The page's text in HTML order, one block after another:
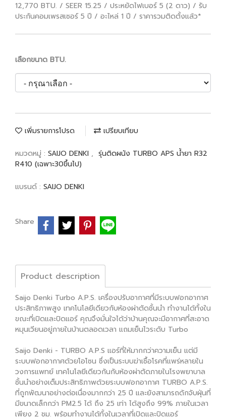
12,770 BTU. / SEER 15.25 / ประหยัดไฟเบอร์ 5 (2 ดาว) / รับ
ประกันคอมเพรสเซอร์ 5 ปี / อะไหล่ 1 ปี / ราคารวมติดตั้งแล้ว*
เลือกขนาด BTU.
เพิ่มรายการโปรด เปรียบเทียบ
หมวดหมู่ : SAIJO DENKI , รุ่นติดผนัง TURBO APS น้ำยา R32
R410 (เฉพาะ30ขึ้นไป)
แบรนด์ : SAIJO DENKI
Share
Product description
Saijo Denki Turbo A.P.S. เครื่องปรับอากาศที่มีระบบฟอกอากาศ
ประสิทธิภาพสูง เทคโนโลยีเดียวกับห้องผ่าตัดชั้นนำ ทำงานได้ทั้งใน
ขณะที่เปิดและปิดแอร์ คุณจึงมั่นใจได้ว่าบ้านคุณจะมีอากาศที่สะอาด
หมุนเวียนอยู่ภายในบ้านตลอดเวลา แถมเย็นไวระดับ Turbo
Saijo Denki - TURBO A.P.S แอร์ที่ให้มากกว่าความเย็น แต่มี
ระบบฟอกอากาศด้วยโอโซน ซึ่งเป็นระบบฆ่าเชื้อโรคที่แพร่หลายใน
วงการแพทย์ เทคโนโลยีเดียวกันกับห้องผ่าตัดภายในโรงพยาบาล
ชั้นนำอย่างเต็มประสิทธิภาพด้วยระบบฟอกอากาศ TURBO A.P.S.
ที่ถูกพัฒนาอย่างต่อเนื่องมากกว่า 25 ปี และยังสามารถดักจับฝุ่นที่
มีขนาดเล็กกว่า PM2.5 ได้ ถึง 25 เท่า ได้สูงถึง 99% ภายในเวลา
เพียง 2 ชม. พร้อมทำงานได้ทั้งในเวลาที่เปิดและปิดแอร์